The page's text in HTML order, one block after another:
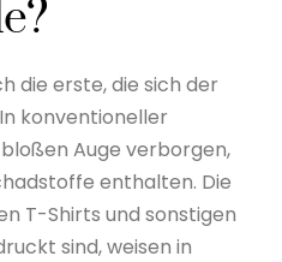
die erste, die sich der
konventioneller
Auge verborgen,
enthalten. Die
T-Shirts und sonstigen
sind, weisen in